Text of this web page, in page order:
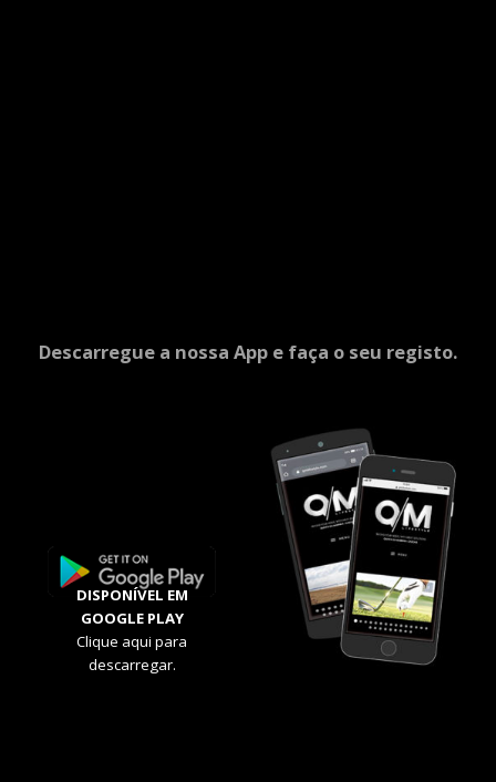
Descarregue a nossa App e faça o seu registo.
DISPONÍVEL EM
GOOGLE PLAY
Clique aqui para
descarregar.